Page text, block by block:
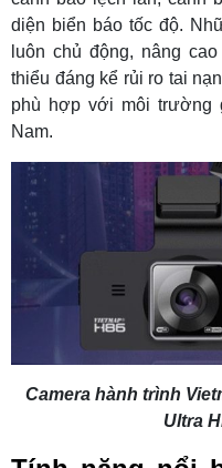
diện biển báo tốc độ.
luôn chủ động, nâng
thiểu đáng kể rủi ro tai
phù hợp với môi trường
Nam.
Camera hành trình
Ultra